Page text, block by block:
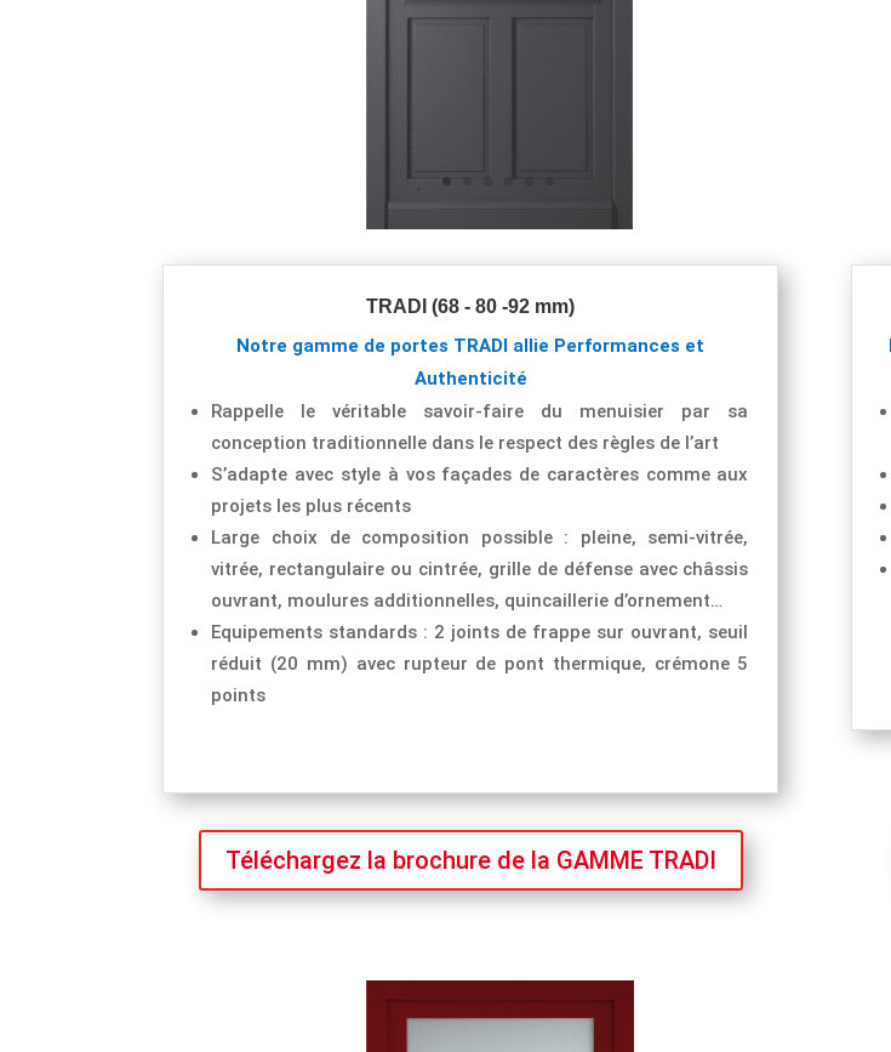
TRADI (68 - 80 -92 mm)
Notre gamme de portes TRADI allie Performances et
Authenticité
Rappelle le véritable savoir-faire du menuisier par sa
conception traditionnelle dans le respect des règles de l’art
S’adapte avec style à vos façades de caractères comme aux
projets les plus récents
Large choix de composition possible : pleine, semi-vitrée,
vitrée, rectangulaire ou cintrée, grille de défense avec châssis
ouvrant, moulures additionnelles, quincaillerie d’ornement…
Equipements standards : 2 joints de frappe sur ouvrant, seuil
réduit (20 mm) avec rupteur de pont thermique, crémone 5
points
Téléchargez la brochure de la GAMME TRADI